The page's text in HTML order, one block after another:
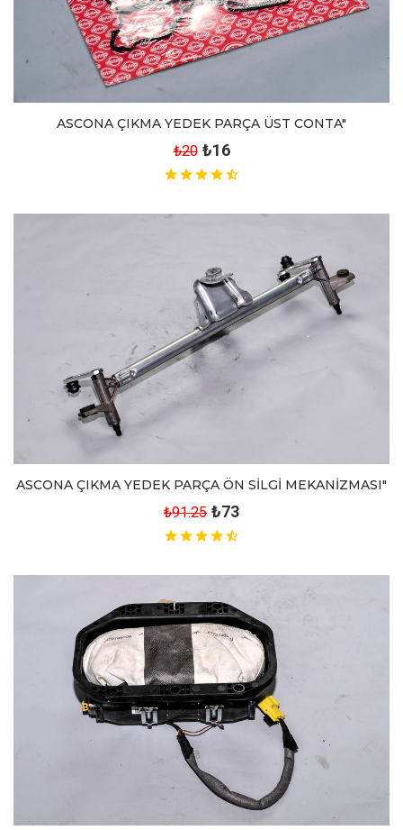
ASCONA ÇIKMA YEDEK PARÇA ÜST CONTA"
₺20 ₺16
ASCONA ÇIKMA YEDEK PARÇA ÖN SİLGİ MEKANİZMASI"
₺91.25 ₺73